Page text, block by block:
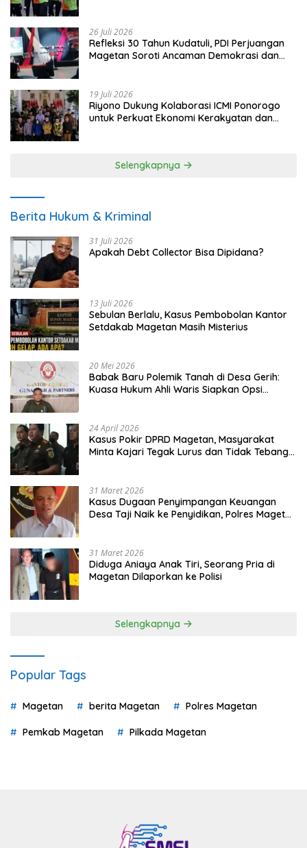
26 Juli 2026
Refleksi 30 Tahun Kudatuli, PDI Perjuangan
Magetan Soroti Ancaman Demokrasi dan
19 Juli 2026
Riyono Dukung Kolaborasi ICMI Ponorogo
untuk Perkuat Ekonomi Kerakyatan dan
Selengkapnya
Berita Hukum & Kriminal
31 Juli 2026
Apakah Debt Collector Bisa Dipidana?
13 Juli 2026
Sebulan Berlalu, Kasus Pembobolan Kantor
Setdakab Magetan Masih Misterius
20 Mei 2026
Babak Baru Polemik Tanah di Desa Gerih:
Kuasa Hukum Ahli Waris Siapkan Opsi
24 April 2026
Kasus Pokir DPRD Magetan, Masyarakat
Minta Kajari Tegak Lurus dan Tidak Tebang
31 Maret 2026
Kasus Dugaan Penyimpangan Keuangan
Desa Taji Naik ke Penyidikan, Polres Magetan
31 Maret 2026
Diduga Aniaya Anak Tiri, Seorang Pria di
Magetan Dilaporkan ke Polisi
Selengkapnya
Popular Tags
Magetan berita Magetan Polres Magetan
Pemkab Magetan Pilkada Magetan